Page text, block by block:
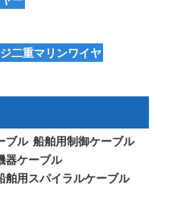
二重マリンワイヤ
ブル 船舶用制御ケーブル
器ケーブル
舶用スパイラルケーブル